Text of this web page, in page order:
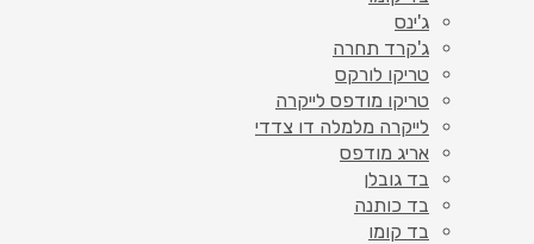
ג'ינס
ג'קרד תחרה
טריקו לורקס
טריקו מודפס לייקרה
לייקרה מלמלה דו צדדי
אריג מודפס
בד גובלן
בד כותנה
בד קומו